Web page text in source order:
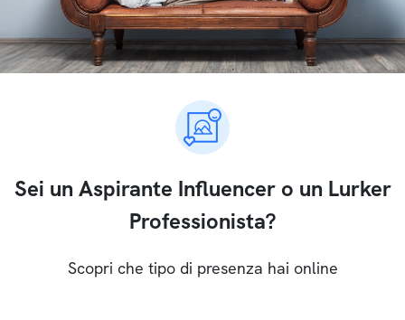
Sei un Aspirante Influencer o un Lurker
Professionista?
Scopri che tipo di presenza hai online